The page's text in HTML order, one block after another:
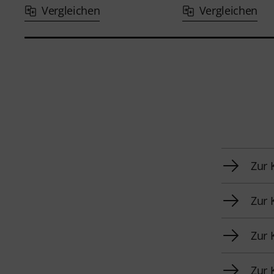
Vergleichen Vergleichen
Zur
Zur
Zur
Zur